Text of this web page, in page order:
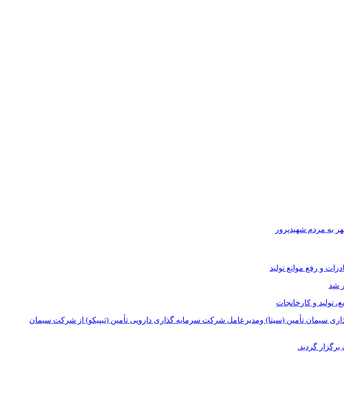
به مردم شهیدپرور
و رفع موانع تولید
شد
تولید و کارخانجات
سیمان تأمین (سیتا) ومدیرعامل شرکت سرمایه گذاری دارویی تأمین (تیپیکو) از شرکت سیمان
گردید.